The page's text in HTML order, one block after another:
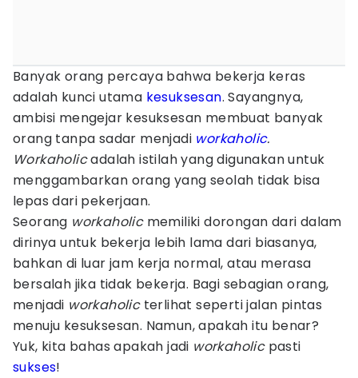
Banyak orang percaya bahwa bekerja keras
adalah kunci utama kesuksesan. Sayangnya,
ambisi mengejar kesuksesan membuat banyak
orang tanpa sadar menjadi workaholic.
Workaholicadalah istilah yang digunakan untuk
menggambarkan orang yang seolah tidak bisa
lepas dari pekerjaan.
Seorang workaholicmemiliki dorongan dari dalam
dirinya untuk bekerja lebih lama dari biasanya,
bahkan di luar jam kerja normal, atau merasa
bersalah jika tidak bekerja. Bagi sebagian orang,
menjadi workaholicterlihat seperti jalan pintas
menuju kesuksesan. Namun, apakah itu benar?
Yuk, kita bahas apakah jadi workaholicpasti
sukses!